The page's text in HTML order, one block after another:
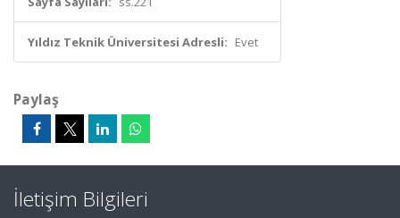
Yıldız Teknik Üniversitesi Adresli: Evet
Paylaş
İletişim Bilgileri